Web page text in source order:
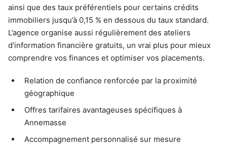
ainsi que des taux préférentiels pour certains crédits
immobiliers jusqu’à 0,15 % en dessous du taux standard.
L’agence organise aussi régulièrement des ateliers
d’information financière gratuits, un vrai plus pour mieux
comprendre vos finances et optimiser vos placements.
Relation de confiance renforcée par la proximité
géographique
Offres tarifaires avantageuses spécifiques à
Annemasse
Accompagnement personnalisé sur mesure